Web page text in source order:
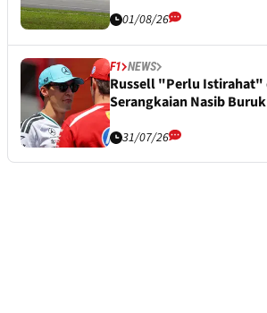
01/08/26
F1 NEWS
Russell "Perlu Istirahat"
Serangkaian Nasib Buruk
31/07/26